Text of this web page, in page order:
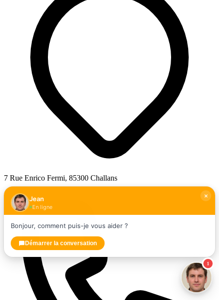
7 Rue Enrico Fermi, 85300 Challans
1
Jean
En ligne
Bonjour, comment puis-je vous aider ?
Démarrer la conversation